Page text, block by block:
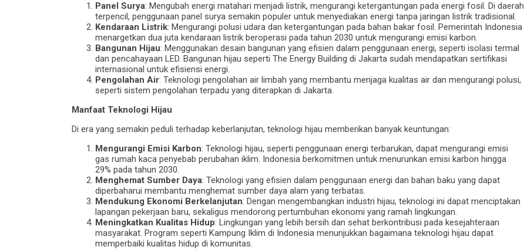
Panel Surya: Mengubah energi matahari menjadi listrik, mengurangi ketergantungan pada energi fosil. Di daerah
terpencil, penggunaan panel surya semakin populer untuk menyediakan energi tanpa jaringan listrik tradisional.
Kendaraan Listrik: Mengurangi polusi udara dan ketergantungan pada bahan bakar fosil. Pemerintah Indonesia
menargetkan dua juta kendaraan listrik beroperasi pada tahun 2030 untuk mengurangi emisi karbon.
Bangunan Hijau: Menggunakan desain bangunan yang efisien dalam penggunaan energi, seperti isolasi termal
dan pencahayaan LED. Bangunan hijau seperti The Energy Building di Jakarta sudah mendapatkan sertifikasi
internasional untuk efisiensi energi.
Pengolahan Air: Teknologi pengolahan air limbah yang membantu menjaga kualitas air dan mengurangi polusi,
seperti sistem pengolahan terpadu yang diterapkan di Jakarta.
Manfaat Teknologi Hijau
Di era yang semakin peduli terhadap keberlanjutan, teknologi hijau memberikan banyak keuntungan:
Mengurangi Emisi Karbon: Teknologi hijau, seperti penggunaan energi terbarukan, dapat mengurangi emisi
gas rumah kaca penyebab perubahan iklim. Indonesia berkomitmen untuk menurunkan emisi karbon hingga
29% pada tahun 2030.
Menghemat Sumber Daya: Teknologi yang efisien dalam penggunaan energi dan bahan baku yang dapat
diperbaharui membantu menghemat sumber daya alam yang terbatas.
Mendukung Ekonomi Berkelanjutan: Dengan mengembangkan industri hijau, teknologi ini dapat menciptakan
lapangan pekerjaan baru, sekaligus mendorong pertumbuhan ekonomi yang ramah lingkungan.
Meningkatkan Kualitas Hidup: Lingkungan yang lebih bersih dan sehat berkontribusi pada kesejahteraan
masyarakat. Program seperti Kampung Iklim di Indonesia menunjukkan bagaimana teknologi hijau dapat
memperbaiki kualitas hidup di komunitas.